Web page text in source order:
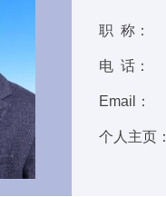
职 称：
电 话：
Email：
个人主页：